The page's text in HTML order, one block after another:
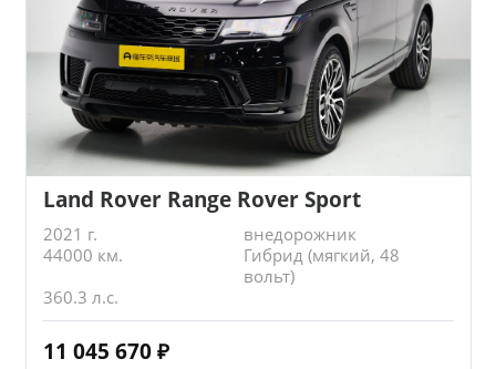
Land Rover Range Rover Sport
2021 г.
внедорожник
44000 км.
Гибрид (мягкий, 48
вольт)
360.3 л.с.
11 045 670 ₽